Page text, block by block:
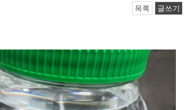
목록 글쓰기